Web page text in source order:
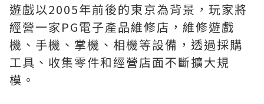
遊戲以2005年前後的東京為背景，玩家將
經營一家PG電子產品維修店，維修遊戲
機、手機、掌機、相機等設備，透過採購
工具、收集零件和經營店面不斷擴大規
模。